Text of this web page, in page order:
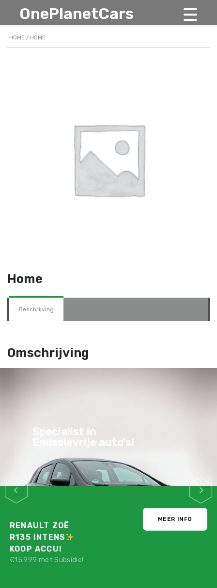
OnePlanetCars
HOME / HOME
Home
Beschrijving
Omschrijving
Specialist in
Emissievrije auto's!
RENAULT ZOË
R135 INTENS
KOOP ACCU!
€15.999 met Subsidie!
MEER INFO